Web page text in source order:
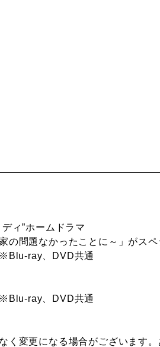
ィ”ホームドラマ
の問題なかったことに～」がス
※Blu-ray、DVD共通
※Blu-ray、DVD共通
く変更になる場合がございます。